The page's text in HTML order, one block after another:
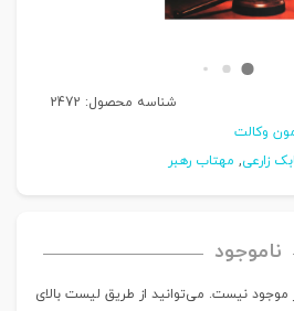
شناسه محصول: 2472
وکالت
زارعی, مهتاب رهبر
ناموجود
موجود نیست. می‌توانید از طریق لیست بالای